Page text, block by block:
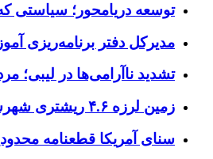
توسعه دریامحور؛ سیاستی
مدیرکل دفتر برنامه‌ریزی
تشدید ناآرامی‌ها در لیبی؛
زمین لرزه ۴.۶ ریشتری شهرستان بردسیر خسارتی نداشت
سنای آمریکا قطعنامه